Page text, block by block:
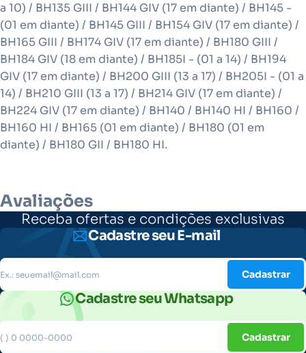
a 10) / BH135 GIII / BH144 GIV (17 em diante) / BH145 -
(01 em diante) / BH145 GIII / BH154 GIV (17 em diante) /
BH165 GIII / BH174 GIV (17 em diante) / BH180 GIII /
BH184 GIV (18 em diante) / BH185I - (01 a 14) / BH194
GIV (17 em diante) / BH200 GIII (13 a 17) / BH205I - (01 a
14) / BH210 GIII (13 a 17) / BH214 GIV (17 em diante) /
BH224 GIV (17 em diante) / BH140 / BH140 HI / BH160 /
BH160 HI / BH165 (01 em diante) / BH180 (01 em
diante) / BH180 GII / BH180 HI.
Avaliações
Receba ofertas e condições exclusivas
Cadastre seu E-mail
Cadastrar
Cadastre seu Whatsapp
Cadastrar